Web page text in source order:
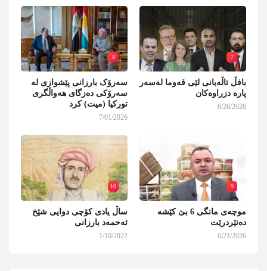
7
بافڵ تاڵەبانی لێی قەوما لەسەر
پارە دزراوەکان
6/28/2026
8
سەرۆک بارزانی پێشوازی لە
سەرۆکی دەزگای هەواڵگری
تورکیا (میت) کرد
7/01/2026
9
موچەی مانگی 6 بێ کێشە
دەنێردرێت
6/21/2026
10
ساڵ یادی کۆچی دوایی شێخ
ئەحمەد بارزانی
1/10/2022